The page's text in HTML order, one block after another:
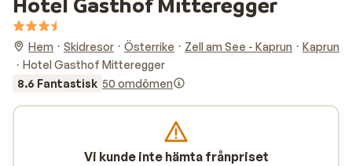
Hem Skidresor Österrike Zell am See - Kaprun
Kaprun
Hotel Gasthof Mitteregger
8.6 Fantastisk 50 omdömen
Vi kunde inte hämta frånpriset